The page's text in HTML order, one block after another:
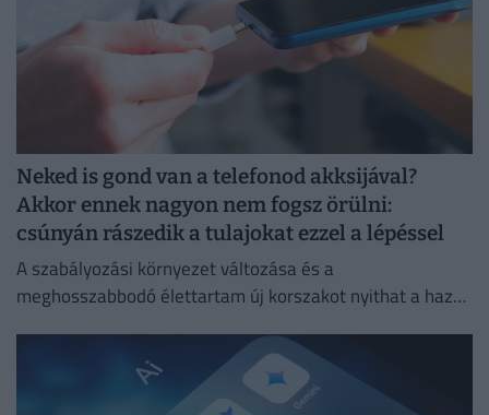
Neked is gond van a telefonod akksijával?
Akkor ennek nagyon nem fogsz örülni:
csúnyán rászedik a tulajokat ezzel a lépéssel
A szabályozási környezet változása és a
meghosszabbodó élettartam új korszakot nyithat a hazai